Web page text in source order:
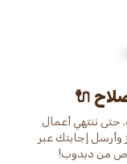
🔌
حتى ننتهي أعمال
وأرسل إجابتك عبر
من دبدوب!